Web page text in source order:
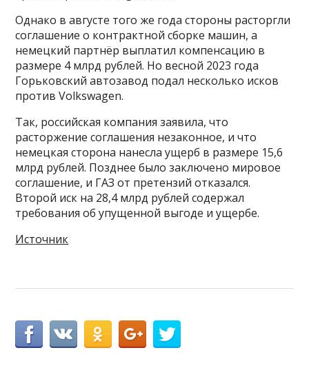
Однако в августе того же года стороны расторгли
соглашение о контрактной сборке машин, а
немецкий партнёр выплатил компенсацию в
размере 4 млрд рублей. Но весной 2023 года
Горьковский автозавод подал несколько исков
против Volkswagen.
Так, российская компания заявила, что
расторжение соглашения незаконное, и что
немецкая сторона нанесла ущерб в размере 15,6
млрд рублей. Позднее было заключено мировое
соглашение, и ГАЗ от претензий отказался.
Второй иск на 28,4 млрд рублей содержал
требования об упущенной выгоде и ущербе.
Источник